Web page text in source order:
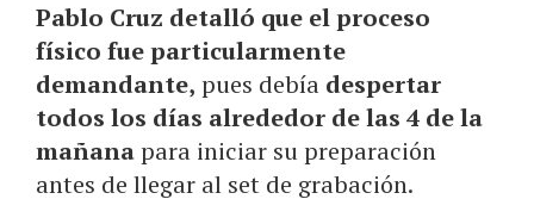
Pablo Cruz detalló que el proceso
físico fue particularmente
demandante, pues debía despertar
todos los días alrededor de las 4 de la
mañanapara iniciar su preparación
antes de llegar al set de grabación.